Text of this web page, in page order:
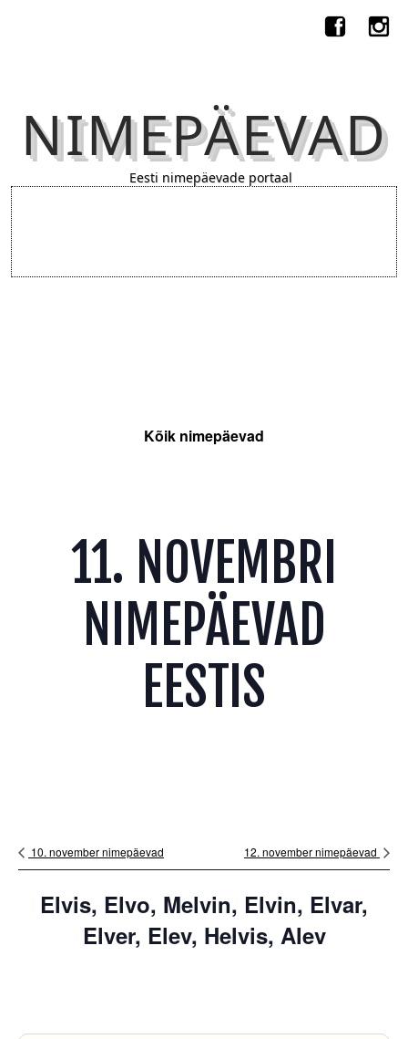
NIMEPÄEVAD
Eesti nimepäevade portaal
Kõik nimepäevad
11. NOVEMBRI
NIMEPÄEVAD
EESTIS
10. november nimepäevad 12. november nimepäevad
Elvis, Elvo, Melvin, Elvin, Elvar,
Elver, Elev, Helvis, Alev